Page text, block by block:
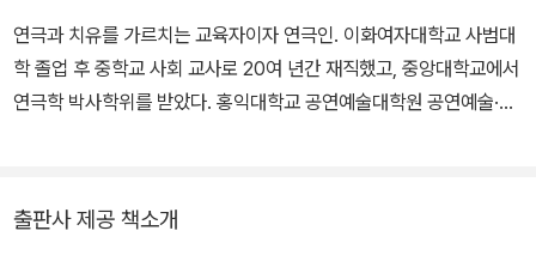
연극과 치유를 가르치는 교육자이자 연극인. 이화여자대학교 사범대
학 졸업 후 중학교 사회 교사로 20여 년간 재직했고, 중앙대학교에서
연극학 박사학위를 받았다. 홍익대학교 공연예술대학원 공연예술·뮤
인문학, 환경 등 다양한 주제의 통합예술교육을 한다. 고등학교 교과
출판사 제공 책소개